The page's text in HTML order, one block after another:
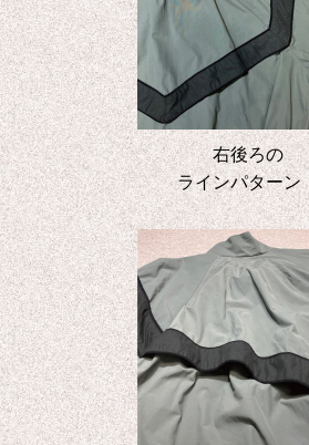
右後ろの
ラインパターン